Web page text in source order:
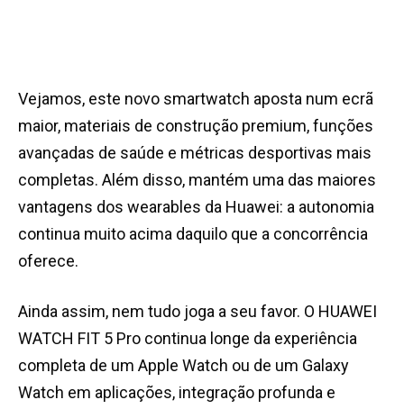
Vejamos, este novo smartwatch aposta num ecrã
maior, materiais de construção premium, funções
avançadas de saúde e métricas desportivas mais
completas. Além disso, mantém uma das maiores
vantagens dos wearables da Huawei: a autonomia
continua muito acima daquilo que a concorrência
oferece.
Ainda assim, nem tudo joga a seu favor. O HUAWEI
WATCH FIT 5 Pro continua longe da experiência
completa de um Apple Watch ou de um Galaxy
Watch em aplicações, integração profunda e